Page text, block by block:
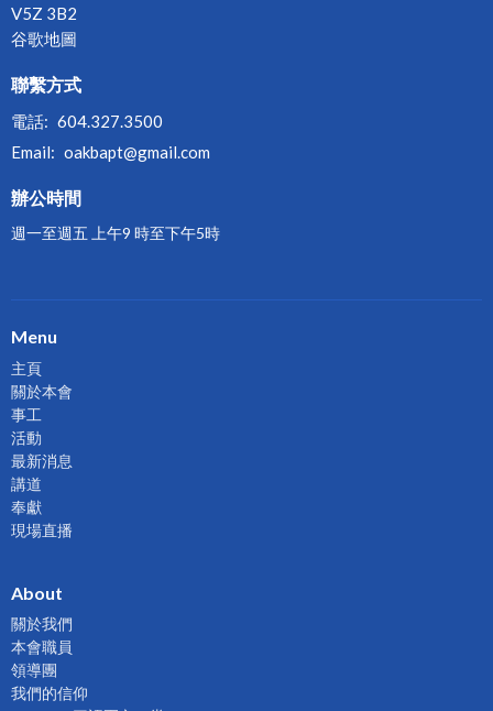
V5Z 3B2
谷歌地圖
聯繫方式
電話: 604.327.3500
Email: oakbapt@gmail.com
辦公時間
週一至週五 上午9 時至下午5時
Menu
主頁
關於本會
事工
活動
最新消息
講道
奉獻
現場直播
About
關於我們
本會職員
領導團
我們的信仰